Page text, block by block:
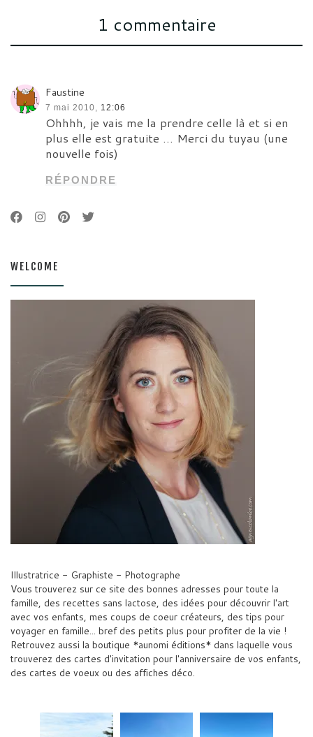
1 commentaire
Faustine
7 mai 2010, 12:06
Ohhhh, je vais me la prendre celle là et si en
plus elle est gratuite … Merci du tuyau (une
nouvelle fois)
RÉPONDRE
WELCOME
Illustratrice - Graphiste - Photographe
Vous trouverez sur ce site des bonnes adresses pour toute la
famille, des recettes sans lactose, des idées pour découvrir l'art
avec vos enfants, mes coups de coeur créateurs, des tips pour
voyager en famille... bref des petits plus pour profiter de la vie !
Retrouvez aussi la boutique *aunomi éditions* dans laquelle vous
trouverez des cartes d'invitation pour l'anniversaire de vos enfants,
des cartes de voeux ou des affiches déco.